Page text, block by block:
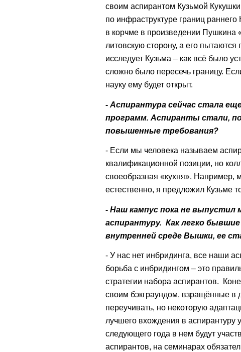
своим аспирантом Кузьмой
по инфраструктуре границ
в корчме в произведении Пушкина
литовскую сторону, а его
исследует Кузьма – как всё было
сложно было пересечь границу.
науку ему будет открыт.
- Аспирантура сейчас стала
программ. Аспиранты стали,
повышенные требования?
- Если мы человека называем
квалификационной позиции, но
своеобразная «кухня». Например,
естественно, я предложил Кузьме
- Наш кампус пока не
аспирантуру. Как легко
внутренней среде Вышки, ее
- У нас нет инбридинга, все наши
борьба с инбридингом – это
стратегии набора аспирантов.
своим бэкграундом, взращённые в
переучивать, но некоторую
лучшего вхождения в аспирантуру
следующего года в нем будут
аспирантов, на семинарах